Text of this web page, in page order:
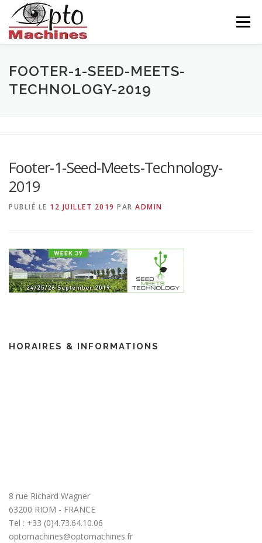
contenu
Menu
ACCUEIL AGRONOMIE CÉRAMIQUE
FOOTER-1-SEED-MEETS-
TECHNOLOGY-2019
Footer-1-Seed-Meets-Technology-
2019
PUBLIÉ LE 12 JUILLET 2019 PAR ADMIN
HORAIRES & INFORMATIONS
8 rue Richard Wagner
63200 RIOM - FRANCE
Tel : +33 (0)4.73.64.10.06
optomachines@optomachines.fr